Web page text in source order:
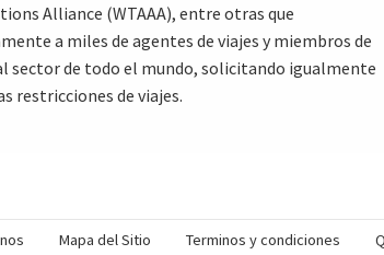
Alliance (WTAAA), entre otras que
a miles de agentes de viajes y miembros de
sector de todo el mundo, solicitando igualmente
restricciones de viajes.
Mapa del Sitio Terminos y condiciones